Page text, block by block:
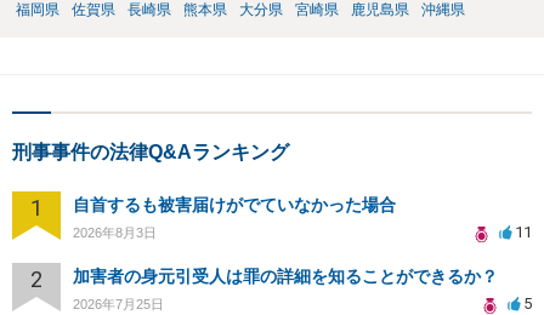
福岡県
佐賀県 長崎県 熊本県 大分県 宮崎県 鹿児島県 沖縄県
刑事事件の法律Q&Aランキング
1 自首するも被害届けがでていなかった場合
2026年8月3日 11
2 加害者の身元引受人は罪の詳細を知ることができるか？
2026年7月25日 5